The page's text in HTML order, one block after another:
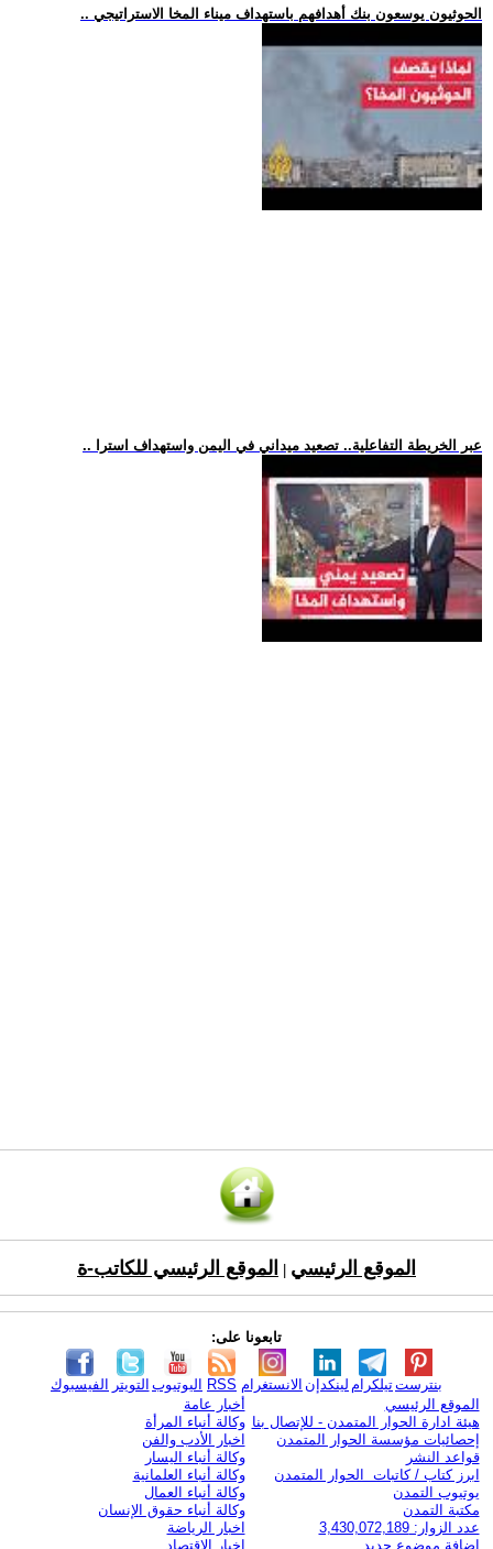
.. الحوثيون يوسعون بنك أهدافهم باستهداف ميناء المخا الاستراتيجي
.. عبر الخريطة التفاعلية.. تصعيد ميداني في اليمن واستهداف استرا
الموقع الرئيسي الموقع الرئيسي للكاتب-ة
تابعونا على:
الفيسبوك التويتر اليوتيوب RSS الانستغرام لينكدإن تيلكرامبنترست
الموقع الرئيسي
هيئة ادارة الحوار المتمدن - للإتصال بنا
إحصائيات مؤسسة الحوار المتمدن
قواعد النشر
ابرز كتاب / كاتبات الحوار المتمدن
يوتيوب التمدن
مكتبة التمدن
عدد الزوار: 3,430,072,189
اضافة موضوع جديد
أخبار عامة
وكالة أنباء المرأة
اخبار الأدب والفن
وكالة أنباء اليسار
وكالة أنباء العلمانية
وكالة أنباء العمال
وكالة أنباء حقوق الإنسان
اخبار الرياضة
اخبار الاقتصاد